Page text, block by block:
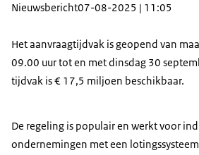
Nieuwsbericht07-08-2025 | 11:05
Het aanvraagtijdvak is geopend van
09.00 uur tot en met dinsdag 30
tijdvak is € 17,5 miljoen beschikbaar.
De regeling is populair en werkt voor
ondernemingen met een